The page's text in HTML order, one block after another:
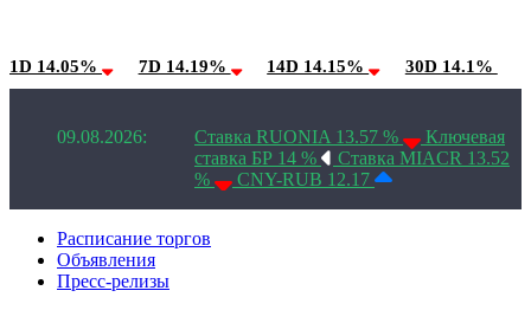
1D 14.05% 7D 14.19% 14D 14.15% 30D 14.1%
09.08.2026: Ставка RUONIA 13.57 %
Ключевая
ставка БР 14 %
Ставка MIACR 13.52
%
CNY-RUB 12.17
Расписание торгов
Объявления
Пресс-релизы